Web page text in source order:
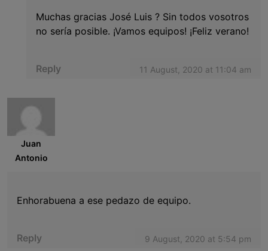
11 August, 2020 at 11:04 am
Muchas gracias José Luis ? Sin todos vosotros
no sería posible. ¡Vamos equipos! ¡Feliz verano!
Reply
Juan
Antonio
9 August, 2020 at 5:54 pm
Enhorabuena a ese pedazo de equipo.
Reply